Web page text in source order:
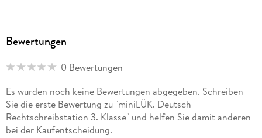
237/156/5 mm
9783894141868
Herstelleradresse
Westermann Lernwelten GmbH, Georg-Westermann-Allee
66, 38104 Braunschweig, Produktsicherheit,
service@westermann.de
Bewertungen
0 Bewertungen
Es wurden noch keine Bewertungen abgegeben. Schreiben
Sie die erste Bewertung zu "miniLÜK. Deutsch
Rechtschreibstation 3. Klasse" und helfen Sie damit anderen
bei der Kaufentscheidung.